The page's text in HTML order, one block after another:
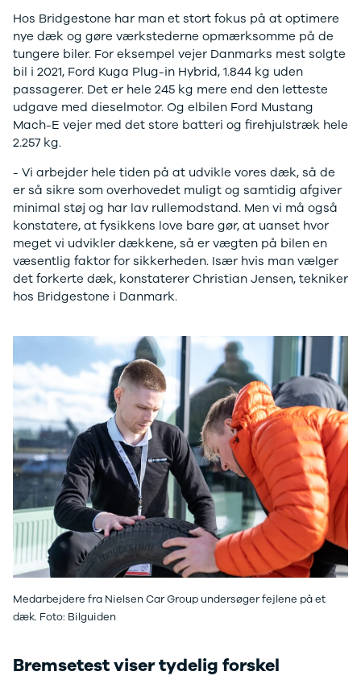
X5
iX
640i
i4
530i
BYD
Se alle BYD
Atto 3
Han
Citroën
Se alle
Citroën
C1
C3
C3 Picasso
C4 Cactus
C4
SpaceTourer
C5 Aircross
Jumper 33
Jumper 35
Cupra
Se alle
Cupra
Elbil
Born
Dacia
Se alle Dacia
Elbil
Spring
Sandero
Hos Bridgestone har man et stort fokus på at optimere
nye dæk og gøre værkstederne opmærksomme på de
tungere biler. For eksempel vejer Danmarks mest solgte
bil i 2021, Ford Kuga Plug-in Hybrid, 1.844 kg uden
passagerer. Det er hele 245 kg mere end den letteste
udgave med dieselmotor. Og elbilen Ford Mustang
Mach-E vejer med det store batteri og firehjulstræk hele
2.257 kg.
- Vi arbejder hele tiden på at udvikle vores dæk, så de
er så sikre som overhovedet muligt og samtidig afgiver
minimal støj og har lav rullemodstand. Men vi må også
konstatere, at fysikkens love bare gør, at uanset hvor
meget vi udvikler dækkene, så er vægten på bilen en
væsentlig faktor for sikkerheden. Især hvis man vælger
det forkerte dæk, konstaterer Christian Jensen, tekniker
hos Bridgestone i Danmark.
Medarbejdere fra Nielsen Car Group undersøger fejlene på et
dæk. Foto: Bilguiden
Bremsetest viser tydelig forskel